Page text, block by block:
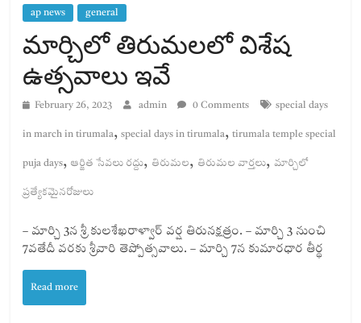
ap news general
మార్చిలో తిరుమలలో విశేష
ఉత్సవాలు ఇవే
February 26, 2023 admin 0 Comments special days
in march in tirumala,special days in tirumala,tirumala temple special
puja days, ఆర్జిత సేవలు రద్దు, తిరుమల, తిరుమల వార్తలు,మార్చిలో
ప్రత్యేకమైనరోజులు
– మార్చి 3న శ్రీ కులశేఖరాళ్వార్ వర్ష తిరునక్షత్రం. – మార్చి 3 నుంచి
7వతేదీ వరకు శ్రీవారి తెప్పోత్సవాలు. – మార్చి 7న కుమారధార తీర్థ
Read more